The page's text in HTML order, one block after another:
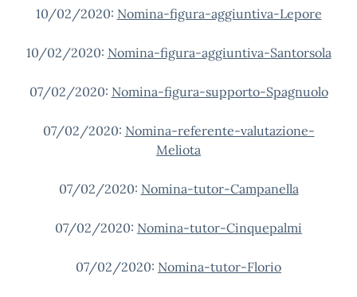
10/02/2020: Nomina-figura-aggiuntiva-Lepore
10/02/2020: Nomina-figura-aggiuntiva-Santorsola
07/02/2020: Nomina-figura-supporto-Spagnuolo
07/02/2020: Nomina-referente-valutazione-
Meliota
07/02/2020: Nomina-tutor-Campanella
07/02/2020: Nomina-tutor-Cinquepalmi
07/02/2020: Nomina-tutor-Florio